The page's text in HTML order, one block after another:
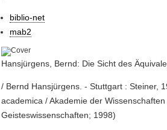
biblio-net
mab2
Hansjürgens, Bernd: Die Sicht des
/ Bernd Hansjürgens. - Stuttgart : Steiner,
academica / Akademie der
Geisteswissenschaften; 1998)